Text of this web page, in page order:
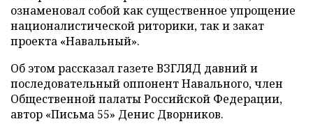
ознаменовал собой как существенное упрощение
националистической риторики, так и закат
проекта «Навальный».
Об этом рассказал газете ВЗГЛЯД давний и
последовательный оппонент Навального, член
Общественной палаты Российской Федерации,
автор «Письма 55» Денис Дворников.